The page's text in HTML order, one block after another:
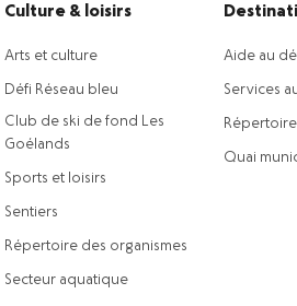
Culture & loisirs
Arts et culture
Défi Réseau bleu
Club de ski de fond Les
Goélands
Sports et loisirs
Sentiers
Répertoire des organismes
Secteur aquatique
Aide au
Services
Quai